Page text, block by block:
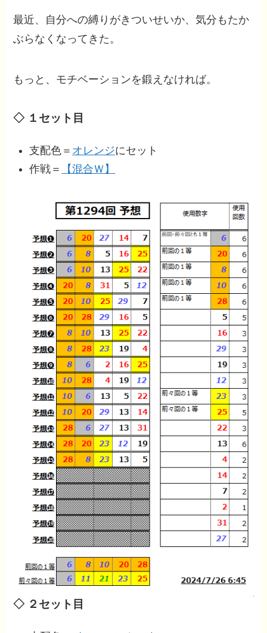
最近、自分への縛りがきついせいか、気分もたか
ぶらなくなってきた。
もっと、モチベーションを鍛えなければ。
◇ １セット目
支配色＝ オレンジにセット
作戦＝
【混合Ｗ】
◇ ２セット目